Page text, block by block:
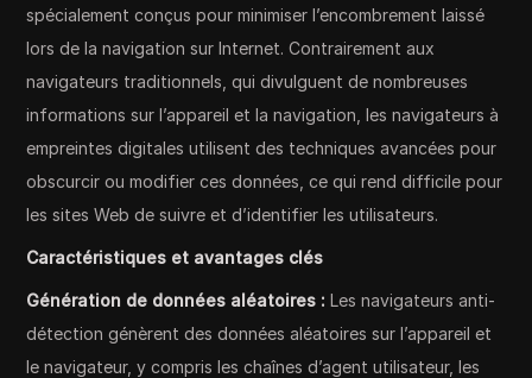
spécialement conçus pour minimiser l’encombrement laissé
lors de la navigation sur Internet. Contrairement aux
navigateurs traditionnels, qui divulguent de nombreuses
informations sur l’appareil et la navigation, les navigateurs à
empreintes digitales utilisent des techniques avancées pour
obscurcir ou modifier ces données, ce qui rend difficile pour
les sites Web de suivre et d’identifier les utilisateurs.
Caractéristiques et avantages clés
Génération de données aléatoires :Les navigateurs anti-
détection génèrent des données aléatoires sur l’appareil et
le navigateur, y compris les chaînes d’agent utilisateur, les